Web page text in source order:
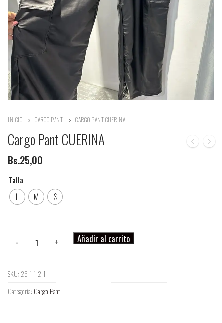
INICIO CARGO PANT CARGO PANT CUERINA
Cargo Pant CUERINA
Bs.25,00
Talla
L M S
cantidad
- + Añadir al carrito
SKU: 25-1-1-2-1
Categoría: Cargo Pant